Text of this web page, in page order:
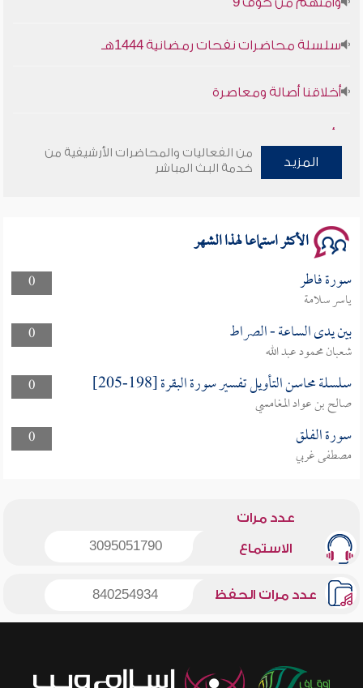
سلسلة محاضرات نفحات رمضانية 1444هـ
المزيد
من الفعاليات والمحاضرات الأرشيفية من
خدمة البث المباشر
الأكثر استماعا لهذا الشهر
0 سورة فاطر
ياسر سلامة
0
بين يدى الساعة - الصراط
شعبان محمود عبد الله
0
سلسلة محاسن التأويل تفسير سورة البقرة [198-205]
صالح بن عواد المغامسي
0
سورة الفلق
مصطفى غربي
عدد مرات
الاستماع 3095051790
عدد مرات الحفظ 840254934